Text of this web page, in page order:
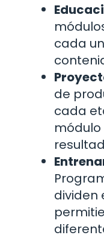
cada
de
cada
dividen